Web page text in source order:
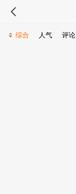
综合 人气 评论